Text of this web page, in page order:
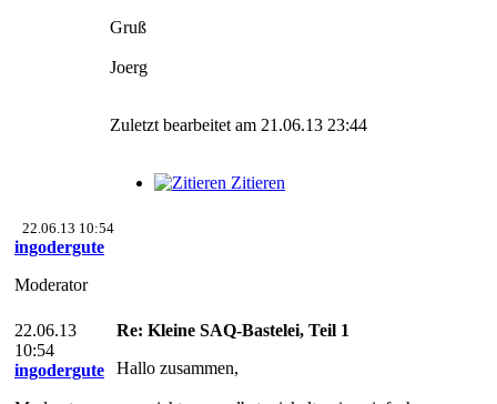
Gruß
Joerg
Zuletzt bearbeitet am 21.06.13 23:44
Zitieren
22.06.13 10:54
ingodergute
Moderator
22.06.13
10:54
ingodergute
Re: Kleine SAQ-Bastelei, Teil 1
Hallo zusammen,